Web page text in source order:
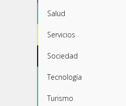
Salud
Servicios
Sociedad
Tecnología
Turismo